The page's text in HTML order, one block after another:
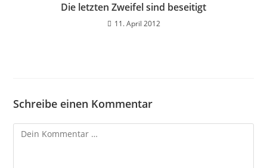
Die letzten Zweifel sind beseitigt
11. April 2012
Schreibe einen Kommentar
Kommentar